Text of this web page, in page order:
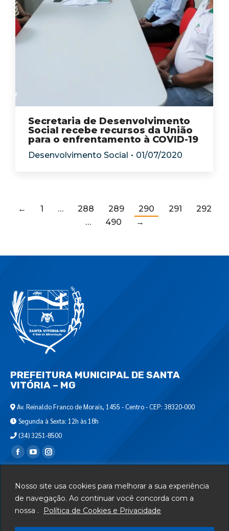
Nosso site usa cookies para melhorar a sua experiência
de navegação. Ao continuar você concorda com a
nossa .
Política de Cookies e Privacidade
Secretaria de Desenvolvimento
Social recebe recursos da União
para o enfrentamento à COVID-19
Desenvolvimento Social 01/07/2020
← 1 … 288 289 290 291
292
…
490 →
PREFEITURA MUNICIPAL DE SANTA
VITÓRIA – MG
Av. Reinaldo Franco de Morais, 1455 - Centro - CEP: 38320-000
Segunda à Sexta: 12h às 18h
(34) 3251-8500
Encontre-nos em:
Departamento de T.I.
Serviços